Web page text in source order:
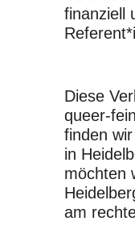
finanziell
Diese
queer-
finden
in
möchten
am